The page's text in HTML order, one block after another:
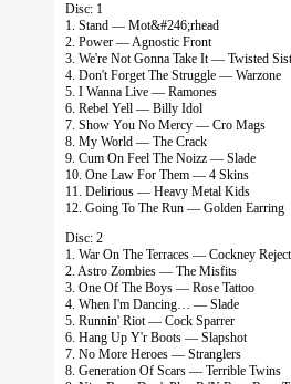
Disc: 1
1. Stand — Mot&#246;rhead
2. Power — Agnostic Front
3. We're Not Gonna Take It — Twisted
4. Don't Forget The Struggle — Warzone
5. I Wanna Live — Ramones
6. Rebel Yell — Billy Idol
7. Show You No Mercy — Cro Mags
8. My World — The Crack
9. Cum On Feel The Noizz — Slade
10. One Law For Them — 4 Skins
11. Delirious — Heavy Metal Kids
12. Going To The Run — Golden Earring
Disc: 2
1. War On The Terraces — Cockney
2. Astro Zombies — The Misfits
3. One Of The Boys — Rose Tattoo
4. When I'm Dancing… — Slade
5. Runnin' Riot — Cock Sparrer
6. Hang Up Y'r Boots — Slapshot
7. No More Heroes — Stranglers
8. Generation Of Scars — Terrible Twins